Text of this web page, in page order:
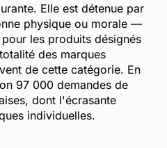
Elle est détenue par
physique ou morale —
les produits désignés
des marques
de cette catégorie. En
97 000 demandes de
dont l'écrasante
individuelles.